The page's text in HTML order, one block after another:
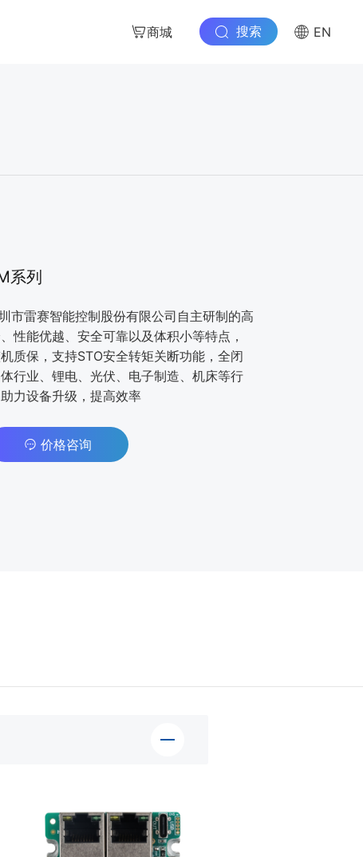
商城 搜索 EN
系列
市雷赛智能控制股份有限公司自主研制的高
性能优越、安全可靠以及体积小等特点，
质保，支持STO安全转矩关断功能，全闭
行业、锂电、光伏、电子制造、机床等行
力设备升级，提高效率
价格咨询